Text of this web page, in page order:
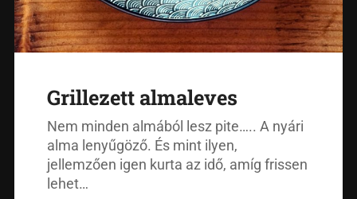
Grillezett almaleves
Nem minden almából lesz pite….. A nyári
alma lenyűgöző. És mint ilyen,
jellemzően igen kurta az idő, amíg frissen
lehet…